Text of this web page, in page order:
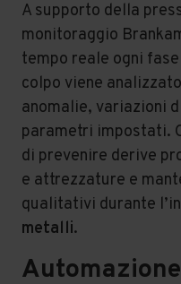
A supporto della
monitoraggio
tempo reale ogni
colpo viene
anomalie, variazioni
parametri impostati.
di prevenire derive
e attrezzature e
qualitativi durante
metalli.